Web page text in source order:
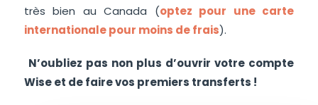
très bien au Canada (optez pour une carte
internationale pour moins de frais).
N’oubliez pas non plus d’ouvrir votre compte
Wise et de faire vos premiers transferts !